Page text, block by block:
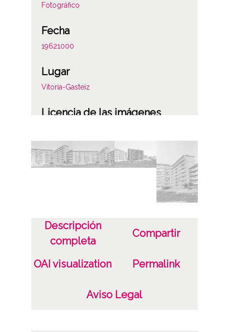
Fotográfico
Fecha
19621000
Lugar
Vitoria-Gasteiz
Licencia de las imágenes
Descripción
completa
Compartir
OAI visualization Permalink
Aviso Legal